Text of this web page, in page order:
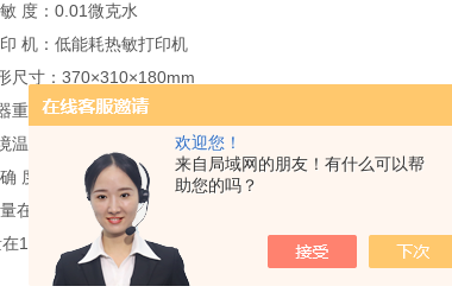
欢迎您！
来自局域网的朋友！有什么可以帮
助您的吗？
度：0.01微克水
机：低能耗热敏打印机
尺寸：370×310×180mm
重量：8.5kg
温度: 5℃-40℃
度：
10微克水-1000微克时，测定值误差不大于±0.3%
1000微克水以上时，测定值误差≤03%(不含进样误差)